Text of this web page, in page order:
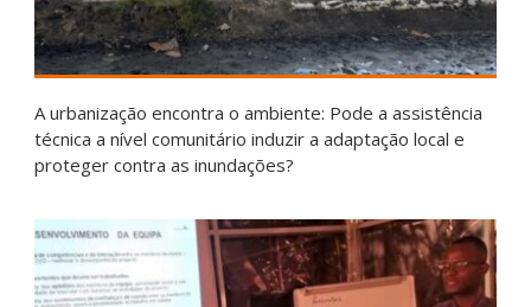
A urbanização encontra o ambiente: Pode a assistência
técnica a nível comunitário induzir a adaptação local e
proteger contra as inundações?